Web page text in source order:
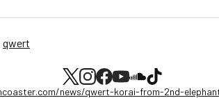
qwert
news/qwert-korai-from-2nd-